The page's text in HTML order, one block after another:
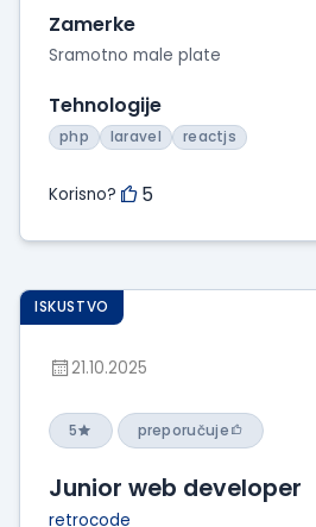
Zamerke
Sramotno male plate
Tehnologije
php laravel reactjs
Korisno? 5
ISKUSTVO
21.10.2025
5 preporučuje
Junior web developer
retrocode